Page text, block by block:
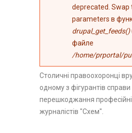
deprecated. Swap
parameters в
drupal_get_feeds()
файле
/home/prportal/
Столичні правоохоронці
одному з фігурантів справи
перешкоджання
журналістів "Схем".